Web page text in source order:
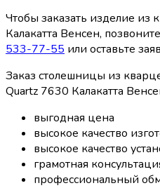
Чтобы заказать изделие из
Калакатта Венсен,
533-77-55 или оставьте
Заказ столешницы из
Quartz 7630 Калакатта
выгодная цена
высокое качество
высокое качество
грамотная
профессиональный